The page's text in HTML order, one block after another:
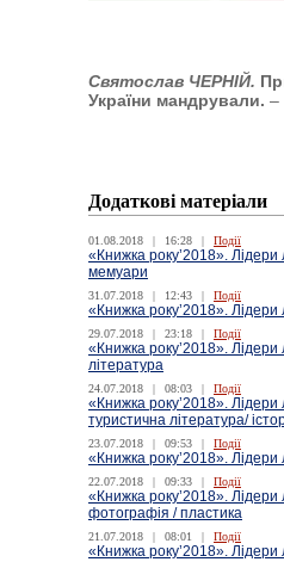
Святослав ЧЕРНІЙ.
України мандрували. –
Додаткові матеріали
01.08.2018 | 16:28 | Події
«Книжка року’2018». Лідери
мемуари
31.07.2018 | 12:43 | Події
«Книжка року’2018». Лідери
29.07.2018 | 23:18 | Події
«Книжка року’2018». Лідери
література
24.07.2018 | 08:03 | Події
«Книжка року’2018». Лідери
туристична література/
23.07.2018 | 09:53 | Події
«Книжка року’2018». Лідери
22.07.2018 | 09:33 | Події
«Книжка року’2018».
фотографія / пластика
21.07.2018 | 08:01 | Події
«Книжка року’2018». Лідери